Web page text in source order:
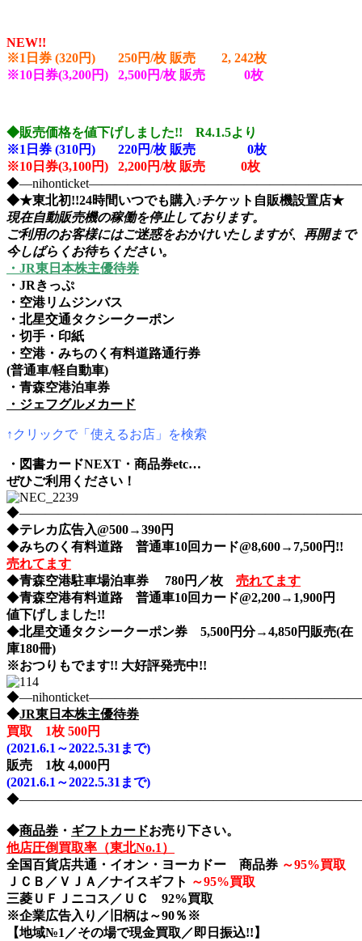
NEW!!
※1日券 (320円) 250円/枚 販売 2, 242枚
※10日券(3,200円) 2,500円/枚 販売 0枚
◆販売価格を値下げしました!! R4.1.5より
※1日券 (310円) 220円/枚 販売 0枚
※10日券(3,100円) 2,200円/枚 販売 0枚
◆★東北初!!24時間いつでも購入♪チケット自販機設置店★
現在自動販売機の稼働を停止しております。
ご利用のお客様にはご迷惑をおかけいたしますが、 再開まで
今しばらくお待ちください。
・JR東日本株主優待券
・JRきっぷ
・空港リムジンバス
・北星交通タクシークーポン
・切手・印紙
・空港・みちのく有料道路通行券
(普通車/軽自動車)
・青森空港泊車券
・ジェフグルメカード
↑クリックで「使えるお店」を検索
・図書カードNEXT・商品券etc…
ぜひご利用ください！
◆テレカ広告入@500→390円
◆みちのく有料道路 普通車10回カード@8,600→7,500円!!
売れてます
◆青森空港駐車場泊車券 780円／枚
売れてます
◆青森空港有料道路 普通車10回カード@2,200→1,900円
値下げしました!!
◆北星交通タクシークーポン券 5,500円分→4,850円販売(在
庫180冊)
※おつりもでます!! 大好評発売中!!
◆JR東日本株主優待券
買取 1枚 500円
(2021.6.1～2022.5.31まで)
販売 1枚 4,000円
(2021.6.1～2022.5.31まで)
◆商品券 ・ ギフトカードお売り下さい。
他店圧倒買取率（東北No.1）
全国百貨店共通・イオン・ヨーカドー 商品券 ～95%買取
ＪＣＢ／ＶＪＡ／ナイスギフト ～95%買取
三菱ＵＦＪニコス／ＵＣ 92%買取
※企業広告入り／旧柄は～90％※
【地域№1／その場で現金買取／即日振込!!】